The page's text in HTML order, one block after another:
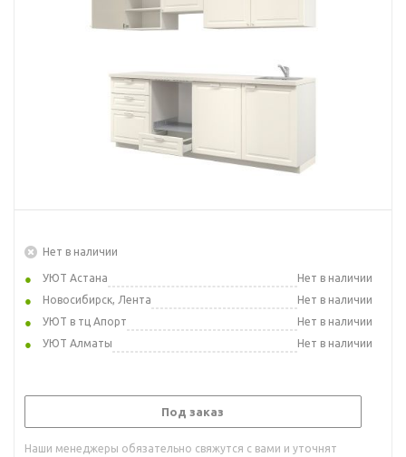
Нет в наличии
УЮТ Астана
Нет в наличии
Новосибирск, Лента
Нет в наличии
УЮТ в тц Апорт
Нет в наличии
УЮТ Алматы
Нет в наличии
Под заказ
Наши менеджеры обязательно свяжутся с вами и уточнят